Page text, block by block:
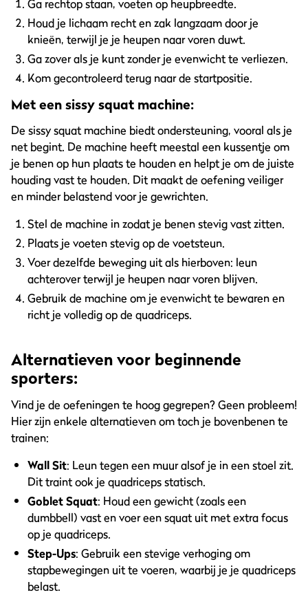
Ga rechtop staan, voeten op heupbreedte.
Houd je lichaam recht en zak langzaam door je
knieën, terwijl je je heupen naar voren duwt.
Ga zover als je kunt zonder je evenwicht te verliezen.
Kom gecontroleerd terug naar de startpositie.
Met een sissy squat machine:
De sissy squat machine biedt ondersteuning, vooral als je
net begint. De machine heeft meestal een kussentje om
je benen op hun plaats te houden en helpt je om de juiste
houding vast te houden. Dit maakt de oefening veiliger
en minder belastend voor je gewrichten.
Stel de machine in zodat je benen stevig vast zitten.
Plaats je voeten stevig op de voetsteun.
Voer dezelfde beweging uit als hierboven: leun
achterover terwijl je heupen naar voren blijven.
Gebruik de machine om je evenwicht te bewaren en
richt je volledig op de quadriceps.
Alternatieven voor beginnende
sporters:
Vind je de oefeningen te hoog gegrepen? Geen probleem!
Hier zijn enkele alternatieven om toch je bovenbenen te
trainen:
Wall Sit: Leun tegen een muur alsof je in een stoel zit.
Dit traint ook je quadriceps statisch.
Goblet Squat: Houd een gewicht (zoals een
dumbbell) vast en voer een squat uit met extra focus
op je quadriceps.
Step-Ups: Gebruik een stevige verhoging om
stapbewegingen uit te voeren, waarbij je je quadriceps
belast.